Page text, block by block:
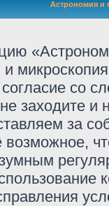
Астрономия и
со
заходите
за